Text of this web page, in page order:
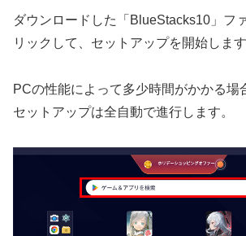
ダウンロードした「BlueStacks10」フ
リックして、セットアップを開始します
PCの性能によって多少時間がかかる場
セットアップは全自動で進行します。